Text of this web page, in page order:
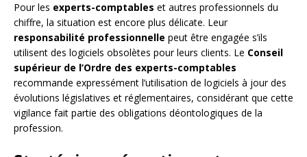
Pour les experts-comptables et autres professionnels du
chiffre, la situation est encore plus délicate. Leur
responsabilité professionnelle peut être engagée s’ils
utilisent des logiciels obsolètes pour leurs clients. Le Conseil
supérieur de l’Ordre des experts-comptables
recommande expressément l’utilisation de logiciels à jour des
évolutions législatives et réglementaires, considérant que cette
vigilance fait partie des obligations déontologiques de la
profession.